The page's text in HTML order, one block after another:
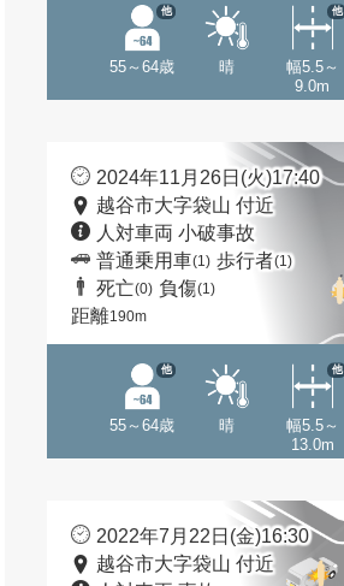
55～64歳
他
晴
幅5.5～
9.0m
他
2024年11月26日(火)17:40
越谷市大字袋山 付近
人対車両 小破事故
普通乗用車(1) 歩行者(1)
死亡(0) 負傷(1)
距離190m
55～64歳
他
晴
幅5.5～
13.0m
他
2022年7月22日(金)16:30
越谷市大字袋山 付近